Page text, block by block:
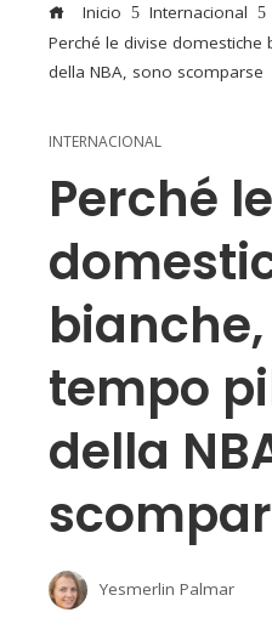
Inicio
Internacional
Perché le divise
della NBA, sono scomparse
INTERNACIONAL
Perché
tempo
della
Yesmerlin Palmar